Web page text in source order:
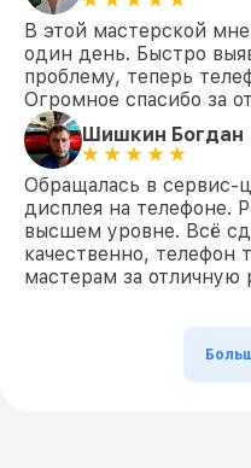
В этой мастерской
один день. Быстро
проблему, теперь
Огромное спасибо за
Шишкин Богдан
Обращалась в сервис-
дисплея на телефоне.
высшем уровне. Всё
качественно, телефон
мастерам за отличную